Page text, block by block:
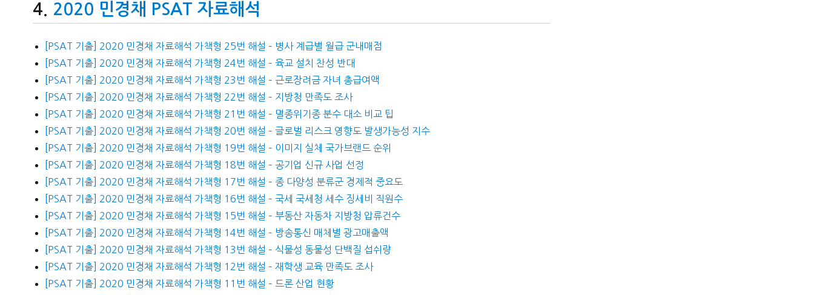
2020 민경채 PSAT 자료해석
[PSAT 기출] 2020 민경채 자료해석 가책형 25번 해설 – 병사 계급별 월급 군내매점
[PSAT 기출] 2020 민경채 자료해석 가책형 24번 해설 – 육교 설치 찬성 반대
[PSAT 기출] 2020 민경채 자료해석 가책형 23번 해설 – 근로장려금 자녀 총급여액
[PSAT 기출] 2020 민경채 자료해석 가책형 22번 해설 – 지방청 만족도 조사
[PSAT 기출] 2020 민경채 자료해석 가책형 21번 해설 – 멸종위기종 분수 대소 비교 팁
[PSAT 기출] 2020 민경채 자료해석 가책형 20번 해설 – 글로벌 리스크 영향도 발생가능성 지수
[PSAT 기출] 2020 민경채 자료해석 가책형 19번 해설 – 이미지 실체 국가브랜드 순위
[PSAT 기출] 2020 민경채 자료해석 가책형 18번 해설 – 공기업 신규 사업 선정
[PSAT 기출] 2020 민경채 자료해석 가책형 17번 해설 – 종 다양성 분류군 경제적 중요도
[PSAT 기출] 2020 민경채 자료해석 가책형 16번 해설 – 국세 국세청 세수 징세비 직원수
[PSAT 기출] 2020 민경채 자료해석 가책형 15번 해설 – 부동산 자동차 지방청 압류건수
[PSAT 기출] 2020 민경채 자료해석 가책형 14번 해설 – 방송통신 매체별 광고매출액
[PSAT 기출] 2020 민경채 자료해석 가책형 13번 해설 – 식물성 동물성 단백질 섭쉬량
[PSAT 기출] 2020 민경채 자료해석 가책형 12번 해설 – 재학생 교육 만족도 조사
[PSAT 기출] 2020 민경채 자료해석 가책형 11번 해설 – 드론 산업 현황